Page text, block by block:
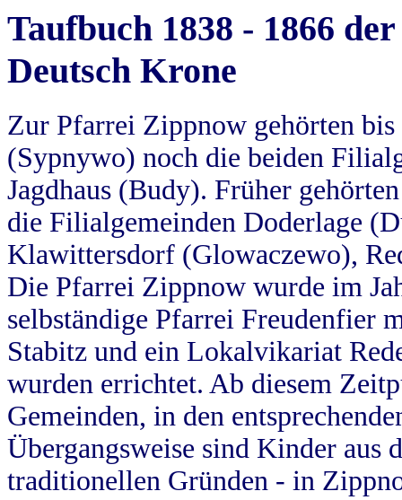
Taufbuch 1838 - 1866
Deutsch Krone
Zur Pfarrei Zippnow gehörten
(Sypnywo) noch die beiden
Jagdhaus (Budy). Früher
die Filialgemeinden Doderlage
Klawittersdorf (Glowaczewo),
Die Pfarrei Zippnow wurde im
selbständige Pfarrei Freudenfier
Stabitz und ein Lokalvikariat
wurden errichtet. Ab diesem
Gemeinden, in den
Übergangsweise sind Kinder aus
traditionellen Gründen - in